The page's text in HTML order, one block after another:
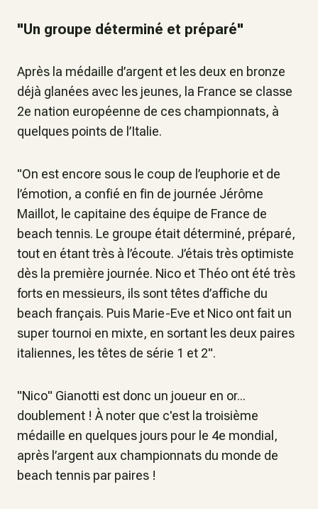
"Un groupe déterminé et préparé"
Après la médaille d’argent et les deux en bronze
déjà glanées avec les jeunes, la France se classe
2e nation européenne de ces championnats, à
quelques points de l’Italie.
"On est encore sous le coup de l’euphorie et de
l’émotion, a confié en fin de journée Jérôme
Maillot, le capitaine des équipe de France de
beach tennis. Le groupe était déterminé, préparé,
tout en étant très à l’écoute. J’étais très optimiste
dès la première journée. Nico et Théo ont été très
forts en messieurs, ils sont têtes d’affiche du
beach français. Puis Marie-Eve et Nico ont fait un
super tournoi en mixte, en sortant les deux paires
italiennes, les têtes de série 1 et 2".
"Nico" Gianotti est donc un joueur en or...
doublement ! À noter que c'est la troisième
médaille en quelques jours pour le 4e mondial,
après l’argent aux championnats du monde de
beach tennis par paires !